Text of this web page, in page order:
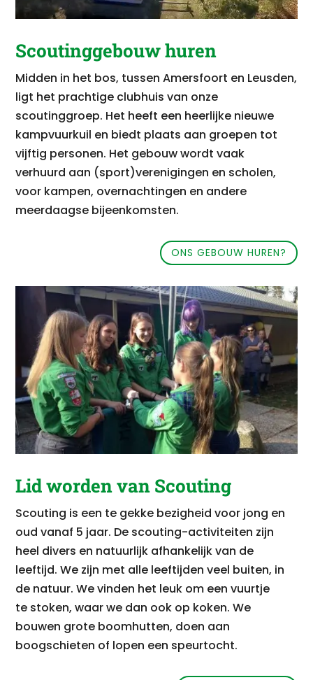
Scoutinggebouw huren
Midden in het bos, tussen Amersfoort en Leusden,
ligt het prachtige clubhuis van onze
scoutinggroep. Het heeft een heerlijke nieuwe
kampvuurkuil en biedt plaats aan groepen tot
vijftig personen. Het gebouw wordt vaak
verhuurd aan (sport)verenigingen en scholen,
voor kampen, overnachtingen en andere
meerdaagse bijeenkomsten.
ONS GEBOUW HUREN?
Lid worden van Scouting
Scouting is een te gekke bezigheid voor jong en
oud vanaf 5 jaar. De scouting-activiteiten zijn
heel divers en natuurlijk afhankelijk van de
leeftijd. We zijn met alle leeftijden veel buiten, in
de natuur. We vinden het leuk om een vuurtje
te stoken, waar we dan ook op koken. We
bouwen grote boomhutten, doen aan
boogschieten of lopen een speurtocht.